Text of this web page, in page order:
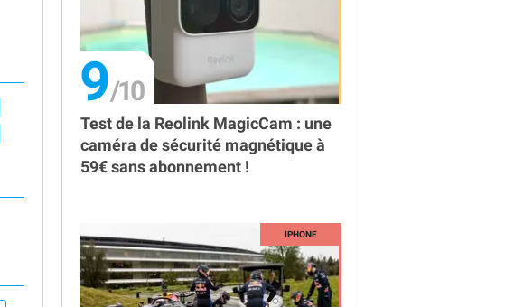
9
Test de la Reolink MagicCam : une
caméra de sécurité magnétique à
59€ sans abonnement !